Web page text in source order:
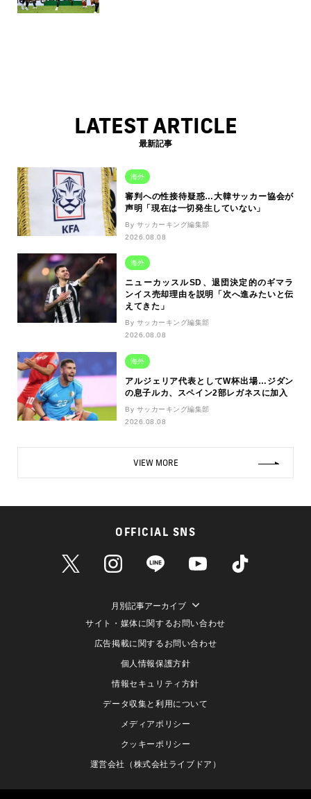
LATEST ARTICLE
最新記事
海外
審判への性接待疑惑…大韓サッカー協会が
声明「現在は一切発生していない」
By サッカーキング編集部
2026.08.08
海外
ニューカッスルSD、退団決定的のギマラ
ンイス売却理由を説明「次へ進みたいと伝
えてきた」
By サッカーキング編集部
2026.08.08
海外
アルジェリア代表としてW杯出場…ジダン
の息子ルカ、スペイン2部レガネスに加入
By サッカーキング編集部
2026.08.08
VIEW MORE
OFFICIAL SNS
月別記事アーカイブ
サイト・媒体に関するお問い合わせ
広告掲載に関するお問い合わせ
個人情報保護方針
情報セキュリティ方針
データ収集と利用について
メディアポリシー
クッキーポリシー
運営会社（株式会社ライブドア）